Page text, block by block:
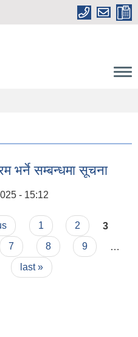
भर्ने सम्बन्धमा सूचना
- 15:12
1 2
3
7 8 9
last »